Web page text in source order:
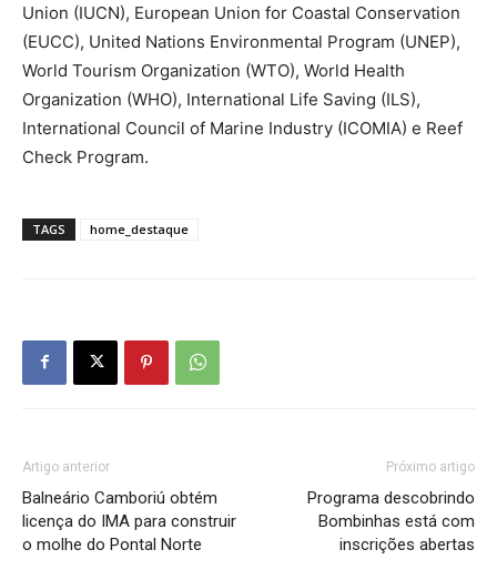
Union (IUCN), European Union for Coastal Conservation
(EUCC), United Nations Environmental Program (UNEP),
World Tourism Organization (WTO), World Health
Organization (WHO), International Life Saving (ILS),
International Council of Marine Industry (ICOMIA) e Reef
Check Program.
TAGS home_destaque
Artigo anterior
Balneário Camboriú obtém
licença do IMA para construir
o molhe do Pontal Norte
Próximo artigo
Programa descobrindo
Bombinhas está com
inscrições abertas